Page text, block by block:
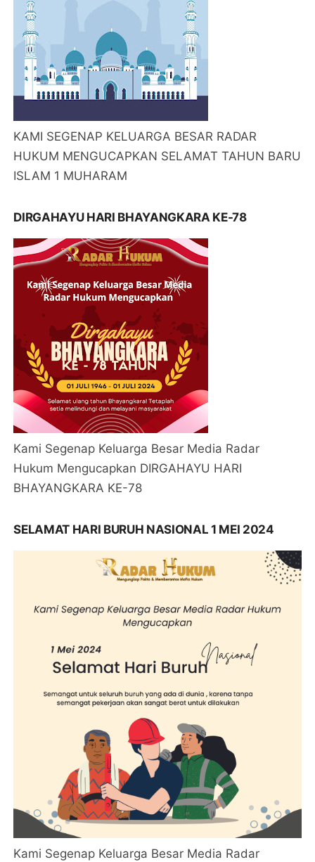
KAMI SEGENAP KELUARGA BESAR RADAR
HUKUM MENGUCAPKAN SELAMAT TAHUN BARU
ISLAM 1 MUHARAM
DIRGAHAYU HARI BHAYANGKARA KE-78
Kami Segenap Keluarga Besar Media Radar
Hukum Mengucapkan DIRGAHAYU HARI
BHAYANGKARA KE-78
SELAMAT HARI BURUH NASIONAL 1 MEI 2024
Kami Segenap Keluarga Besar Media Radar